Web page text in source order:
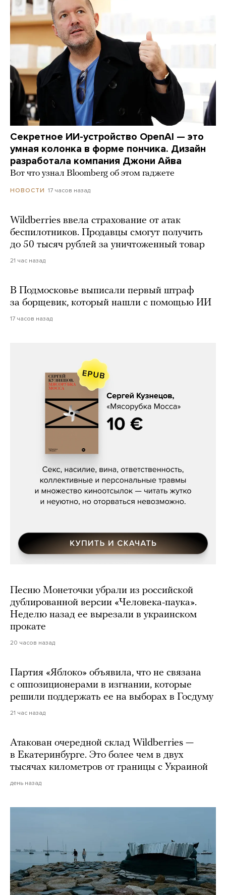
Секретное ИИ-устройство OpenAI — это
умная колонка в форме пончика. Дизайн
разработала компания Джони Айва
Вот что узнал Bloomberg об этом гаджете
НОВОСТИ 17 часов назад
Wildberries ввела страхование от атак
беспилотников. Продавцы смогут получить
до 50 тысяч рублей за уничтоженный товар
21 час назад
В Подмосковье выписали первый штраф
за борщевик, который нашли с помощью ИИ
17 часов назад
Сергей Кузнецов, «Мясорубка
Песню Монеточки убрали из российской
дублированной версии «Человека-паука».
Неделю назад ее вырезали в украинском
прокате
20 часов назад
Партия «Яблоко» объявила, что не связана
с оппозиционерами в изгнании, которые
решили поддержать ее на выборах в Госдуму
21 час назад
Атакован очередной склад Wildberries —
в Екатеринбурге. Это более чем в двух
тысячах километров от границы с Украиной
день назад